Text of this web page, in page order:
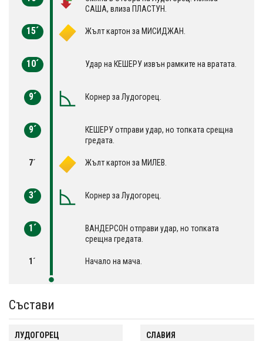
САША, влиза ПЛАСТУН.
15´ Жълт картон за МИСИДЖАН.
10´ Удар на КЕШЕРУ извън рамките на вратата.
9´ Корнер за Лудогорец.
9´
КЕШЕРУ отправи удар, но топката срещна
гредата.
7´ Жълт картон за МИЛЕВ.
3´ Корнер за Лудогорец.
1´
ВАНДЕРСОН отправи удар, но топката
срещна гредата.
1´ Начало на мача.
Състави
ЛУДОГОРЕЦ СЛАВИЯ